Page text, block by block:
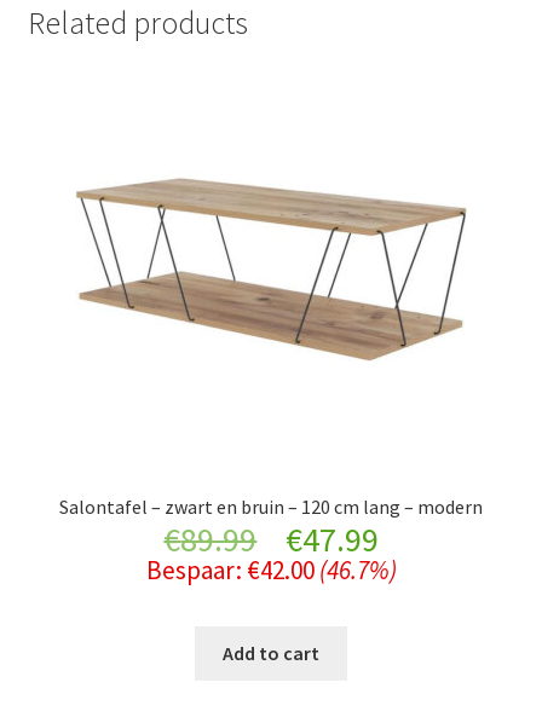
Related products
Salontafel – zwart en bruin – 120 cm lang – modern
€89.99
Original
price
was:
€47.99Current
price
Bespaar: €42.00 (46.7%)
Add to cart